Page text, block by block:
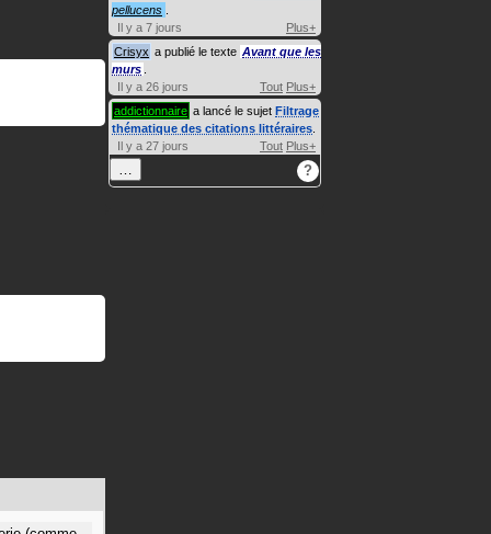
pellucens
Il y a 7 jours
Plus+
Crisyx a publié le texte Avant que les
murs
Il y a 26 jours
Tout Plus+
addictionnaire a lancé le sujet Filtrage
thématique des citations littéraires
Il y a 27 jours
Tout Plus+
… ?